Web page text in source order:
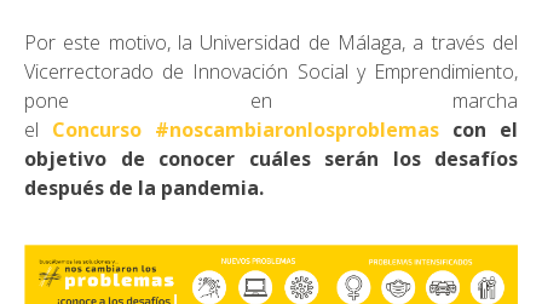
Por este motivo, la Universidad de Málaga, a través del
Vicerrectorado de Innovación Social y Emprendimiento,
pone en marcha
el Concurso #noscambiaronlosproblemas con el
objetivo de conocer cuáles serán los desafíos
después de la pandemia.